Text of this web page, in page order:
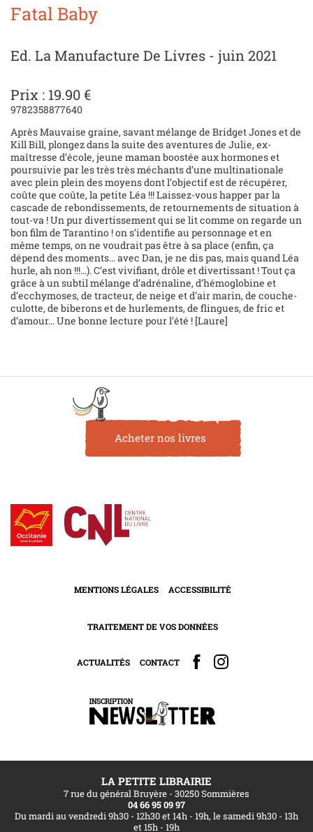
Fatal Baby
Ed. La Manufacture De Livres - juin 2021
Prix : 19.90 €
9782358877640
Après Mauvaise graine, savant mélange de Bridget Jones et de
Kill Bill, plongez dans la suite des aventures de Julie, ex-
maîtresse d’école, jeune maman boostée aux hormones et
poursuivie par les très très méchants d’une multinationale
avec plein plein des moyens dont l’objectif est de récupérer,
coûte que coûte, la petite Léa !!! Laissez-vous happer par la
cascade de rebondissements, de retournements de situation à
tout-va ! Un pur divertissement qui se lit comme on regarde un
bon film de Tarantino ! on s’identifie au personnage et en
même temps, on ne voudrait pas être à sa place (enfin, ça
dépend des moments… avec Dan, je ne dis pas, mais quand Léa
hurle, ah non !!!…). C’est vivifiant, drôle et divertissant ! Tout ça
grâce à un subtil mélange d’adrénaline, d’hémoglobine et
d’ecchymoses, de tracteur, de neige et d’air marin, de couche-
culotte, de biberons et de hurlements, de flingues, de fric et
d’amour… Une bonne lecture pour l’été ! [Laure]
Acheter nos livres
MENTIONS LÉGALES ACCESSIBILITÉ
TRAITEMENT DE VOS DONNÉES
ACTUALITÉS CONTACT
LA PETITE LIBRAIRIE
7 rue du général Bruyère - 30250 Sommières
04 66 95 09 97
Du mardi au vendredi 9h30 - 12h30 et 14h - 19h, le samedi 9h30 - 13h
et 15h - 19h